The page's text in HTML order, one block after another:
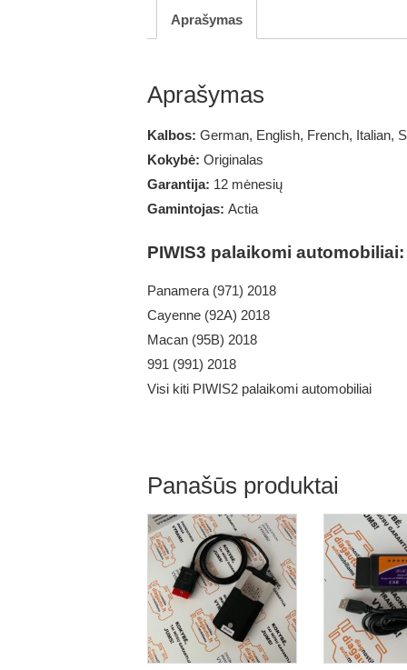
Aprašymas
Aprašymas
Kalbos: German, English, French, Italian,
Kokybė: Originalas
Garantija: 12 mėnesių
Gamintojas: Actia
PIWIS3 palaikomi automobiliai:
Panamera (971) 2018
Cayenne (92A) 2018
Macan (95B) 2018
991 (991) 2018
Visi kiti PIWIS2 palaikomi automobiliai
Panašūs produktai